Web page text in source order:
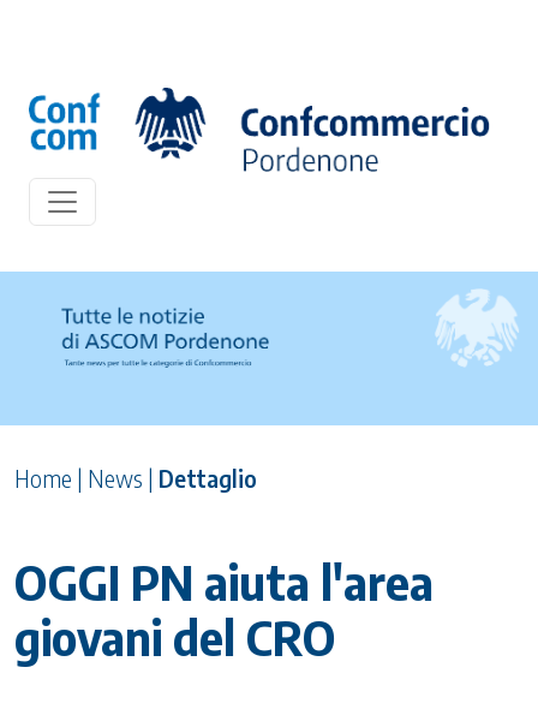
Home | News | Dettaglio
OGGI PN aiuta l'area
giovani del CRO